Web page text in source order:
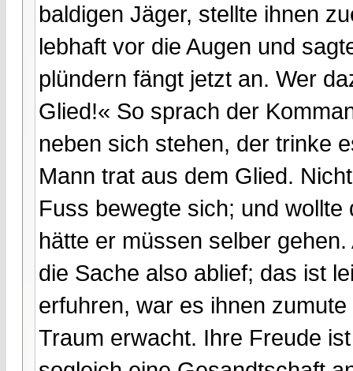
baldigen Jäger, stellte ihnen
lebhaft vor die Augen und
plündern fängt jetzt an. Wer
Glied!« So sprach der
neben sich stehen, der trinke
Mann trat aus dem Glied.
Fuss bewegte sich; und
hätte er müssen selber
die Sache also ablief; das ist
erfuhren, war es ihnen
Traum erwacht. Ihre Freude